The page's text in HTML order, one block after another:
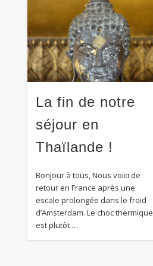
La fin de notre
séjour en
Thaïlande !
Bonjour à tous, Nous voici de
retour en France après une
escale prolongée dans le froid
d’Amsterdam. Le choc thermique
est plutôt …